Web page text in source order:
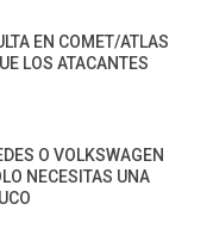
EN COMET/ATLAS
LOS ATACANTES
O VOLKSWAGEN
NECESITAS UNA